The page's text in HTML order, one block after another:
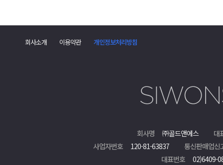
회사소개 이용약관 개인정보처리방침
회사명 ㈜골드앤에스
대
사업자번호
120-81-63837
통신판매업신
대표번호
02)6409-